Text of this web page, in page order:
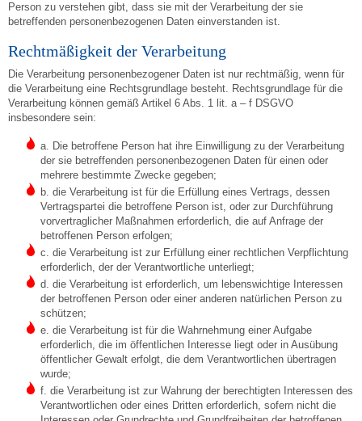
Person zu verstehen gibt, dass sie mit der Verarbeitung der sie
betreffenden personenbezogenen Daten einverstanden ist.
Rechtmäßigkeit der Verarbeitung
Die Verarbeitung personenbezogener Daten ist nur rechtmäßig, wenn für
die Verarbeitung eine Rechtsgrundlage besteht. Rechtsgrundlage für die
Verarbeitung können gemäß Artikel 6 Abs. 1 lit. a – f DSGVO
insbesondere sein:
a. Die betroffene Person hat ihre Einwilligung zu der Verarbeitung
der sie betreffenden personenbezogenen Daten für einen oder
mehrere bestimmte Zwecke gegeben;
b. die Verarbeitung ist für die Erfüllung eines Vertrags, dessen
Vertragspartei die betroffene Person ist, oder zur Durchführung
vorvertraglicher Maßnahmen erforderlich, die auf Anfrage der
betroffenen Person erfolgen;
c. die Verarbeitung ist zur Erfüllung einer rechtlichen Verpflichtung
erforderlich, der der Verantwortliche unterliegt;
d. die Verarbeitung ist erforderlich, um lebenswichtige Interessen
der betroffenen Person oder einer anderen natürlichen Person zu
schützen;
e. die Verarbeitung ist für die Wahrnehmung einer Aufgabe
erforderlich, die im öffentlichen Interesse liegt oder in Ausübung
öffentlicher Gewalt erfolgt, die dem Verantwortlichen übertragen
wurde;
f. die Verarbeitung ist zur Wahrung der berechtigten Interessen des
Verantwortlichen oder eines Dritten erforderlich, sofern nicht die